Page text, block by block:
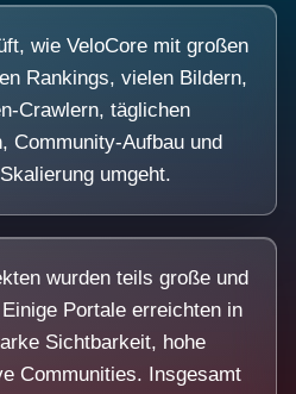
wie VeloCore mit großen
Rankings, vielen Bildern,
Crawlern, täglichen
Community-Aufbau und
umgeht.
wurden teils große und
Portale erreichten in
Sichtbarkeit, hohe
Communities. Insgesamt